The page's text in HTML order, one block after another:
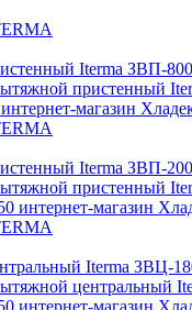
Iterma ЗВП-
Iterma ЗВП-
Iterma ЗВЦ-